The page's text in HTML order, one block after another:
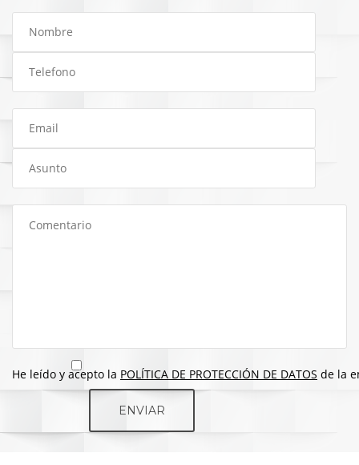
He leído y acepto la POLÍTICA DE PROTECCIÓN DE DATOS de la